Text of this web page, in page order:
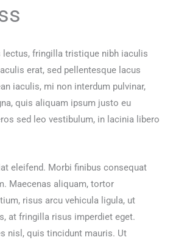
lectus, fringilla tristique nibh iaculis
erat, sed pellentesque lacus
iaculis, mi non interdum pulvinar,
quis aliquam ipsum justo eu
sed leo vestibulum, in lacinia libero
eleifend. Morbi finibus consequat
Maecenas aliquam, tortor
risus arcu vehicula ligula, ut
at fringilla risus imperdiet eget.
nisl, quis tincidunt mauris. Ut